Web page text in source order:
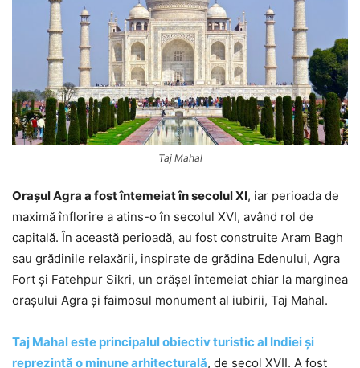
Taj Mahal
Orașul Agra a fost întemeiat în secolul XI, iar perioada de
maximă înflorire a atins-o în secolul XVI, având rol de
capitală. În această perioadă, au fost construite Aram Bagh
sau grădinile relaxării, inspirate de grădina Edenului, Agra
Fort și Fatehpur Sikri, un orășel întemeiat chiar la marginea
orașului Agra și faimosul monument al iubirii, Taj Mahal.
Taj Mahal este principalul obiectiv turistic al Indiei și
reprezintă o minune arhitecturală, de secol XVII. A fost